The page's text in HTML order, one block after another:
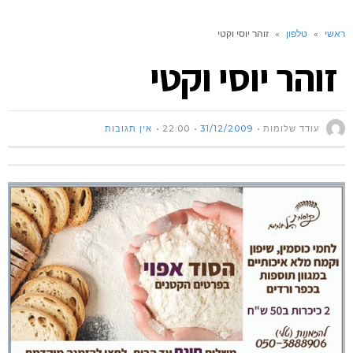
ראשי » טלפון » זוהר יוסי וקטי
זוהר יוסי וקטי
עודד שלומות 31/12/2009
22:00 אין תגובות